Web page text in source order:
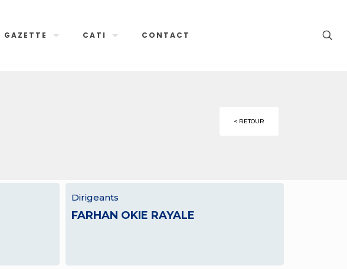
GAZETTE CATI CONTACT
< RETOUR
Dirigeants
FARHAN OKIE RAYALE